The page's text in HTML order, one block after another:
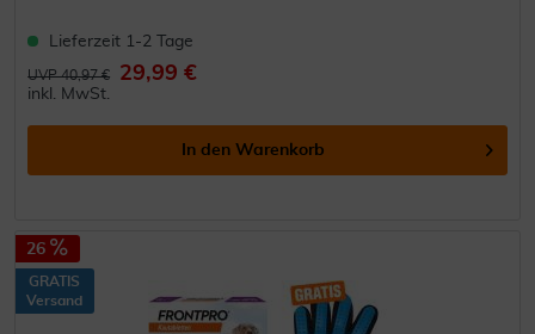
Lieferzeit 1-2 Tage
UVP 40,97 € 29,99 €
inkl. MwSt.
In den Warenkorb
26
GRATIS
Versand